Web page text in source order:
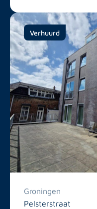
Verhuurd
Groningen
Pelsterstraat